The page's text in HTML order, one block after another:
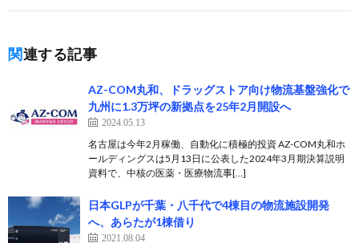
関連する記事
AZ-COM丸和、ドラッグストア向け物流基盤強化で
九州に1.3万坪の新拠点を25年2月開設へ
2024.05.13
名古屋は今年2月稼働、自動化に積極的投資 AZ-COM丸和ホ
ールディングスは5月13日に公表した2024年3月期決算説明
資料で、中核の医薬・医療物流事[…]
日本GLPが千葉・八千代で4棟目の物流施設開発
へ、あらたが1棟借り
2021.08.04